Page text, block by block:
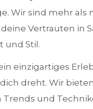
Wir sind mehr als
Vertrauten in
und Stil.
einzigartiges
dreht. Wir
Trends und